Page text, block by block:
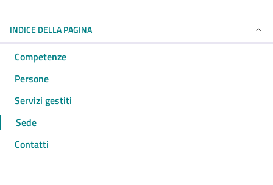
INDICE DELLA PAGINA
Competenze
Persone
Servizi gestiti
Sede
Contatti